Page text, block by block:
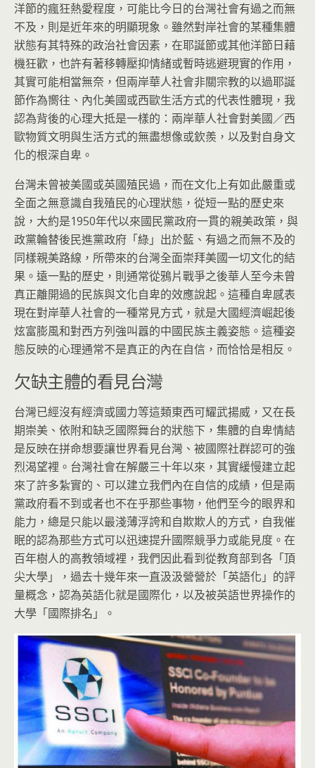
洋節的瘋狂熱愛程度，可能比今日的台灣社會有過之而無
不及，則是近年來的明顯現象。雖然對岸社會的某種集體
狀態有其特殊的政治社會因素，在耶誕節或其他洋節日藉
機狂歡，也許有著移轉壓抑情緒或暫時逃避現實的作用，
其實可能相當無奈，但兩岸華人社會非關宗教的以過耶誕
節作為嚮往、內化美國或西歐生活方式的代表性體現，我
認為背後的心理大抵是一樣的：兩岸華人社會對美國／西
歐物質文明與生活方式的無盡想像或欽羨，以及對自身文
化的根深自卑。
台灣未曾被美國或英國殖民過，而在文化上有如此嚴重或
全面之無意識自我殖民的心理狀態，從短一點的歷史來
說，大約是1950年代以來國民黨政府一貫的親美政策，與
政黨輪替後民進黨政府「綠」出於藍、有過之而無不及的
同樣親美路線，所帶來的台灣全面崇拜美國一切文化的結
果。遠一點的歷史，則通常從鴉片戰爭之後華人至今未曾
真正離開過的民族與文化自卑的效應說起。這種自卑感表
現在對岸華人社會的一種常見方式，就是大國經濟崛起後
炫富膨風和對西方列強叫囂的中國民族主義姿態。這種姿
態反映的心理通常不是真正的內在自信，而恰恰是相反。
欠缺主體的看見台灣
台灣已經沒有經濟或國力等這類東西可耀武揚威，又在長
期崇美、依附和缺乏國際舞台的狀態下，集體的自卑情結
是反映在拼命想要讓世界看見台灣、被國際社群認可的強
烈渴望裡。台灣社會在解嚴三十年以來，其實緩慢建立起
來了許多紮實的、可以建立我們內在自信的成績，但是兩
黨政府看不到或者也不在乎那些事物，他們至今的眼界和
能力，總是只能以最淺薄浮誇和自欺欺人的方式，自我催
眠的認為那些方式可以迅速提升國際競爭力或能見度。在
百年樹人的高教領域裡，我們因此看到從教育部到各「頂
尖大學」，過去十幾年來一直汲汲營營於「英語化」的評
量概念，認為英語化就是國際化，以及被英語世界操作的
大學「國際排名」。